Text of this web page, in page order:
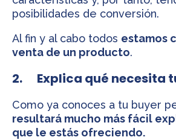
posibilidades de conversión.
Al fin y al cabo todos estamos
venta de un producto.
2. Explica qué necesita
Como ya conoces a tu buyer
resultará mucho más fácil
que le estás ofreciendo.